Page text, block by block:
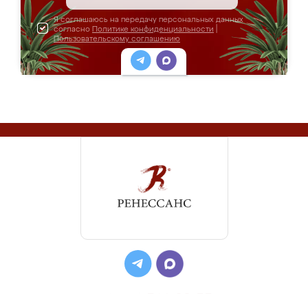
Я соглашаюсь на передачу персональных данных
согласно Политике конфиденциальности
Пользовательскому соглашению